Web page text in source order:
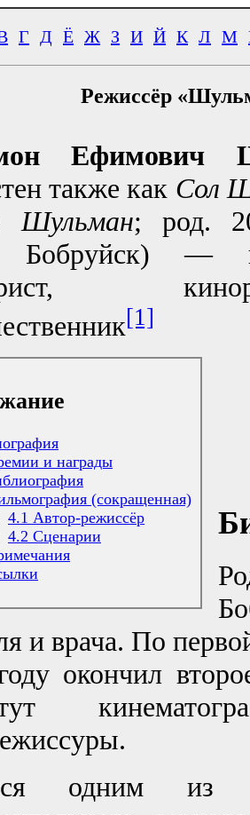
Г Д Ё Ж З И Й К Л М
Режиссёр
Ефимович
также как Сол
Шульман; род.
Бобруйск) —
[1]
и награды
(сокращенная)
4.1 Автор-режиссёр
4.2 Сценарии
и врача. По
окончил
одним из